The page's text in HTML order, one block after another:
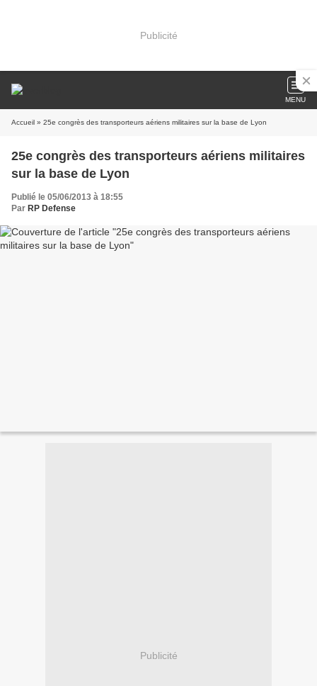
Publicité
MENU
Accueil » 25e congrès des transporteurs aériens militaires sur la base de Lyon
25e congrès des transporteurs aériens militaires
sur la base de Lyon
Publié le 05/06/2013 à 18:55
Par RP Defense
Publicité